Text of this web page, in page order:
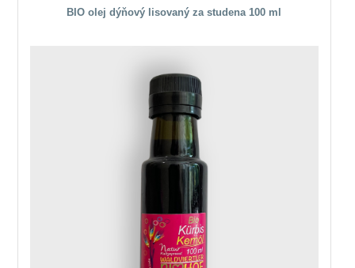
BIO olej dýňový lisovaný za studena 100 ml